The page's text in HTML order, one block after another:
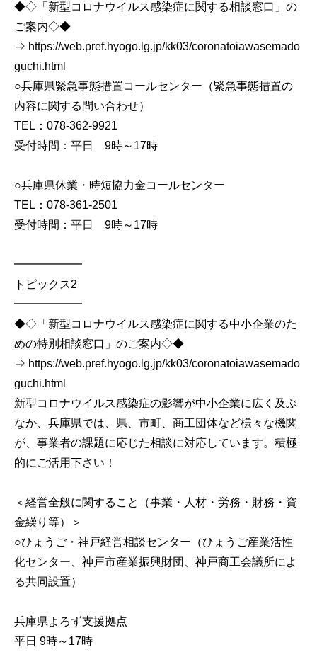
◆◇「新型コロナウイルス感染症に関する相談窓口」の
ご案内◇◆
⇒ https://web.pref.hyogo.lg.jp/kk03/coronatoiawasemado
guchi.html
○兵庫県緊急事態措置コールセンター（緊急事態措置の
内容に関する問い合わせ）
TEL：078-362-9921
受付時間：平日 9時～17時
○兵庫県休業・時短協力金コールセンター
TEL：078-361-2501
受付時間：平日 9時～17時
━━━━━━
トピックス2
━━━━━━
◆◇「新型コロナウイルス感染症に関する中小企業のた
めの特別相談窓口」のご案内◇◆
⇒ https://web.pref.hyogo.lg.jp/kk03/coronatoiawasemado
guchi.html
新型コロナウイルス感染症の影響が中小企業に広く及ぶ
なか、兵庫県では、県、市町、商工団体など様々な機関
が、事業者の課題に応じた相談に対応しています。積極
的にご活用下さい！
＜経営全般に関すること（事業・人材・労務・財務・資
金繰り等）＞
○ひょうご・神戸経営相談センター（ひょうご産業活性
化センター、神戸市産業振興財団、神戸商工会議所によ
る共同設置）
兵庫県よろず支援拠点
平日 9時～17時